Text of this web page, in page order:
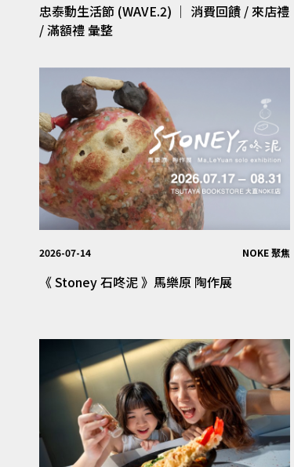
忠泰動生活節 (WAVE.2) │ 消費回饋 / 來店禮
/ 滿額禮 彙整
2026-07-14 NOKE 聚焦
《 Stoney 石咚泥 》馬樂原 陶作展